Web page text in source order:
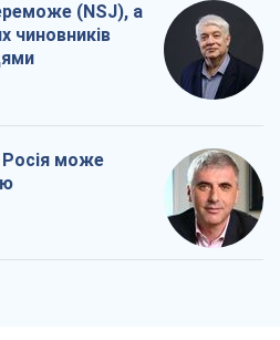
(NSJ), а
чиновників
Росія може